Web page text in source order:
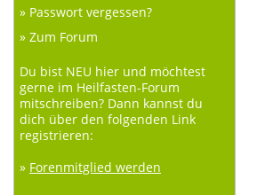
» Passwort vergessen?
» Zum Forum
Du bist NEU hier und möchtest
gerne im Heilfasten-Forum
mitschreiben? Dann kannst du
dich über den folgenden Link
registrieren:
» Forenmitglied werden